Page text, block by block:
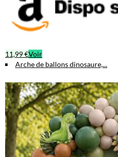
11,99 €Voir
Arche de ballons dinosaure,...